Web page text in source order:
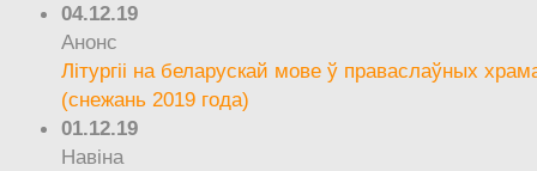
04.12.19
Анонс
Літургіі на беларускай мове ў праваслаўных
(снежань 2019 года)
01.12.19
Навіна